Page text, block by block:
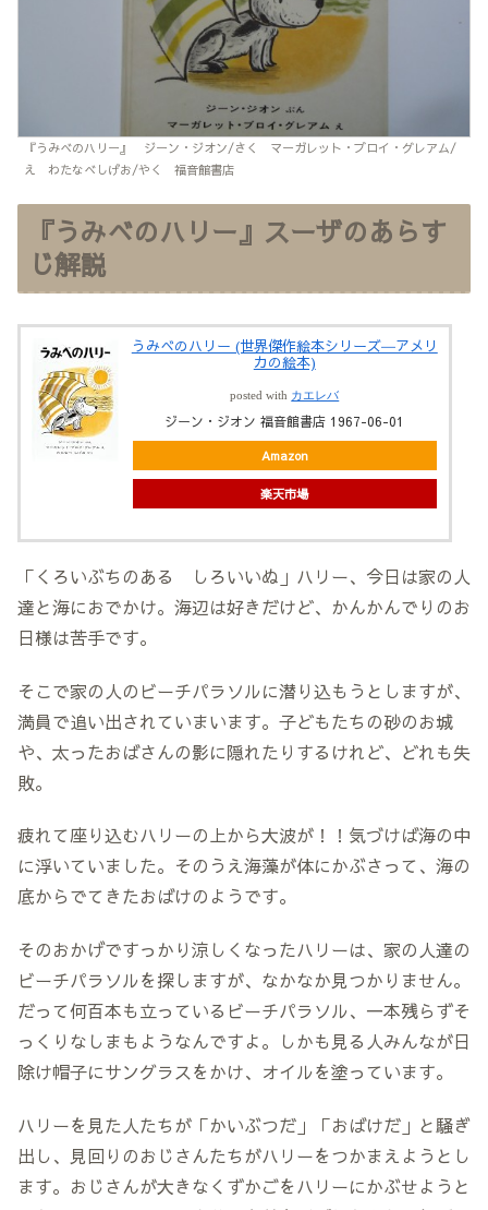
『うみべのハリー』 ジーン・ジオン/さく マーガレット・ブロイ・グレアム/
え わたなべしげお/やく 福音館書店
『うみべのハリー』スーザのあらす
じ解説
うみべのハリー (世界傑作絵本シリーズ―アメリ
カの絵本)
posted with カエレバ
ジーン・ジオン 福音館書店 1967-06-01
Amazon
楽天市場
「くろいぶちのある しろいいぬ」ハリー、今日は家の人
達と海におでかけ。海辺は好きだけど、かんかんでりのお
日様は苦手です。
そこで家の人のビーチパラソルに潜り込もうとしますが、
満員で追い出されていまいます。子どもたちの砂のお城
や、太ったおばさんの影に隠れたりするけれど、どれも失
敗。
疲れて座り込むハリーの上から大波が！！気づけば海の中
に浮いていました。そのうえ海藻が体にかぶさって、海の
底からでてきたおばけのようです。
そのおかげですっかり涼しくなったハリーは、家の人達の
ビーチパラソルを探しますが、なかなか見つかりません。
だって何百本も立っているビーチパラソル、一本残らずそ
っくりなしまもようなんですよ。しかも見る人みんなが日
除け帽子にサングラスをかけ、オイルを塗っています。
ハリーを見た人たちが「かいぶつだ」「おばけだ」と騒ぎ
出し、見回りのおじさんたちがハリーをつかまえようとし
ます。おじさんが大きなくずかごをハリーにかぶせようと